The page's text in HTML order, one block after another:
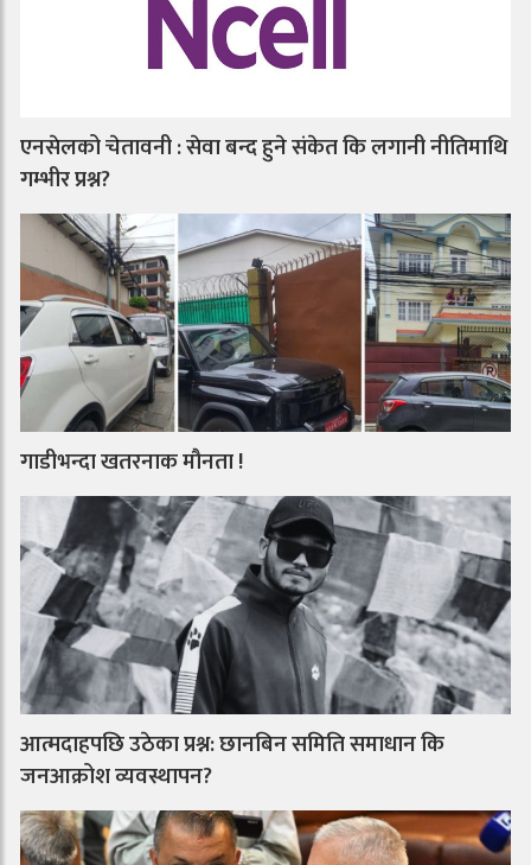
एनसेलको चेतावनी : सेवा बन्द हुने संकेत कि लगानी नीतिमाथि
गम्भीर प्रश्न?
गाडीभन्दा खतरनाक मौनता !
आत्मदाहपछि उठेका प्रश्न: छानबिन समिति समाधान कि
जनआक्रोश व्यवस्थापन?